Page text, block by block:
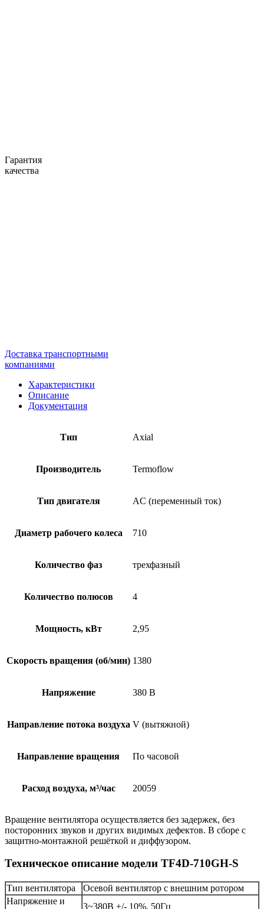
Гарантия
качества
Доставка транспортными
компаниями
Характеристики
Описание
Документация
Тип Axial
Производитель Termoflow
Тип двигателя AC (переменный ток)
Диаметр рабочего колеса 710
Количество фаз трехфазный
Количество полюсов 4
Мощность, кВт 2,95
Скорость вращения (об/мин) 1380
Напряжение 380 В
Направление потока воздуха V (вытяжной)
Направление вращения По часовой
Расход воздуха, м³/час 20059
Вращение вентилятора осуществляется без задержек, без
посторонних звуков и других видимых дефектов. В сборе с
защитно-монтажной решёткой и диффузором.
Техническое описание модели TF4D-710GH-S
Тип вентилятора
Осевой вентилятор с внешним ротором
Напряжение и
3~380В +/- 10%, 50Гц